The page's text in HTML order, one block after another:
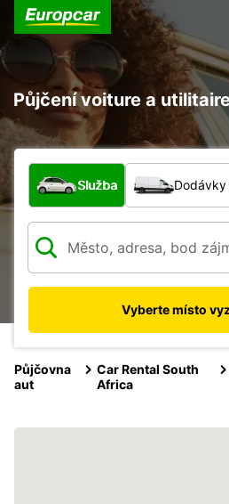
Půjčení voiture a
Jaký typ vozidla?
Služba
Vyberte místo
Půjčovna
aut
Car Rental South
Africa